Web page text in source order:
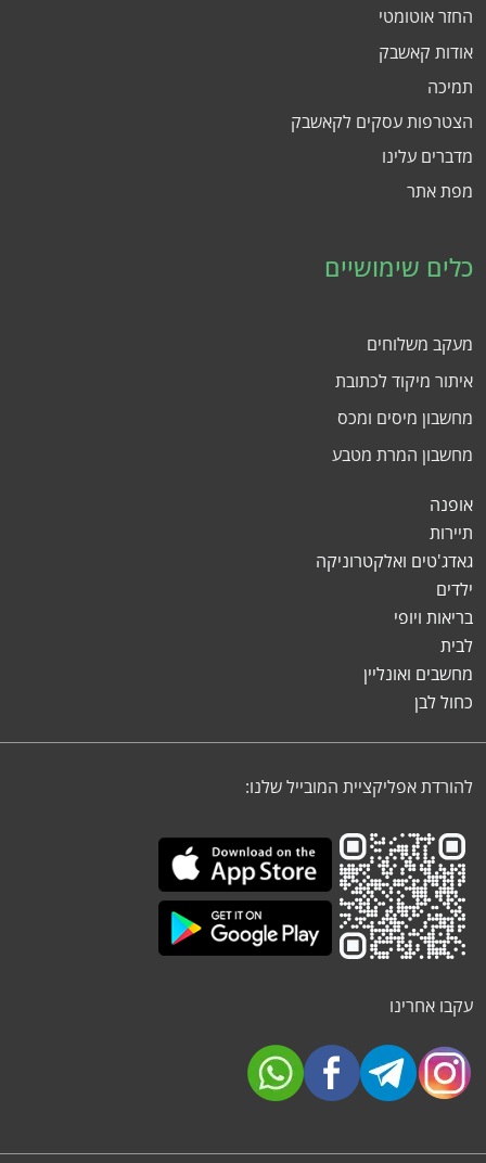
החזר אוטומטי
אודות קאשבק
תמיכה
הצטרפות עסקים לקאשבק
מדברים עלינו
מפת אתר
כלים שימושיים
מעקב משלוחים
איתור מיקוד לכתובת
מחשבון מיסים ומכס
מחשבון המרת מטבע
אופנה
תיירות
גאדג'טים ואלקטרוניקה
ילדים
בריאות ויופי
לבית
מחשבים ואונליין
כחול לבן
להורדת אפליקציית המובייל שלנו:
עקבו אחרינו